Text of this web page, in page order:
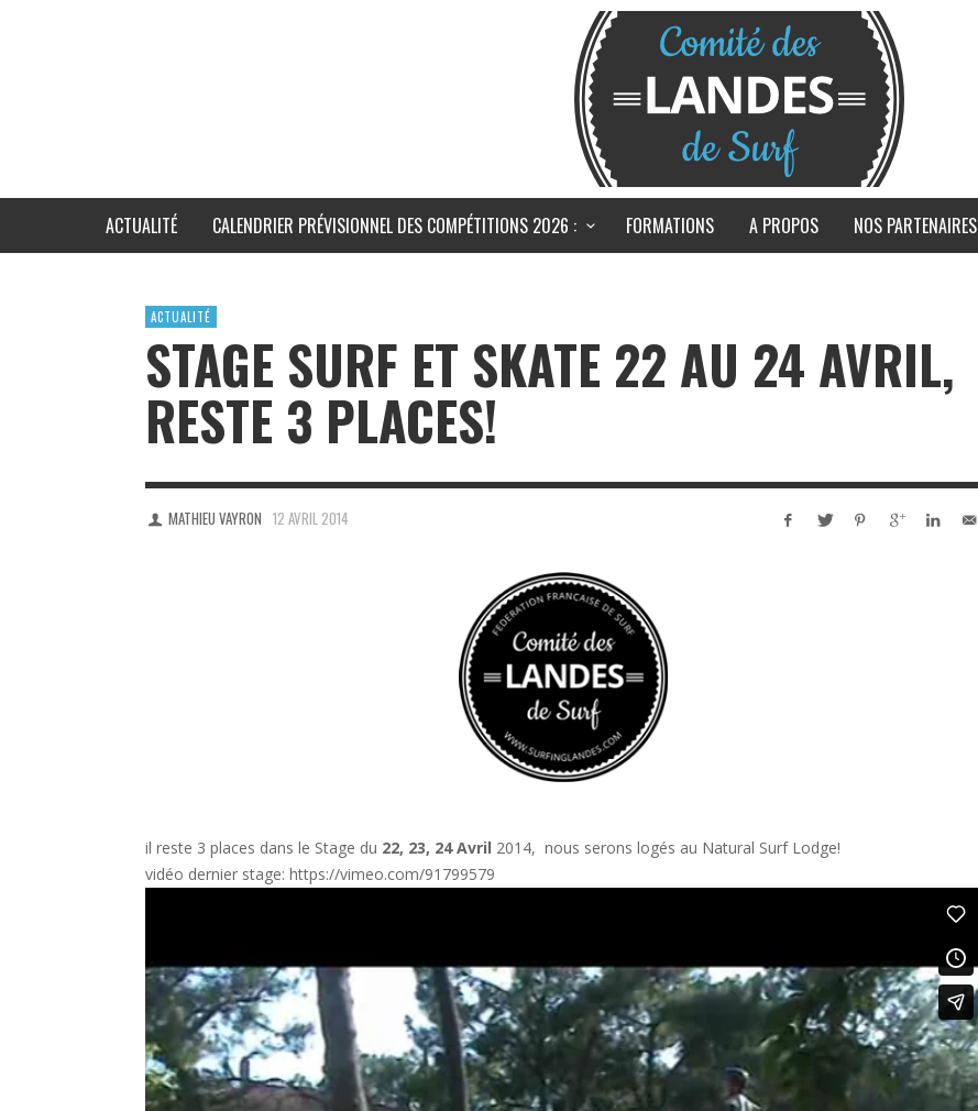
ACTUALITÉ CALENDRIER PRÉVISIONNEL DES COMPÉTITIONS 2026 : FORMATIONS A PROPOS NOS PARTENAIRES
ACTUALITÉ
STAGE SURF ET SKATE 22 AU 24 AVRIL,
RESTE 3 PLACES!
MATHIEU VAYRON 12 AVRIL 2014
il reste 3 places dans le Stage du 22, 23, 24 Avril 2014, nous serons logés au Natural Surf Lodge!
vidéo dernier stage: https://vimeo.com/91799579